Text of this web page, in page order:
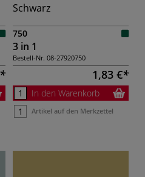
Schwarz
750
3 in 1
Bestell-Nr. 08-27920750
1,83 €
In den Warenkorb
Artikel auf den Merkzettel